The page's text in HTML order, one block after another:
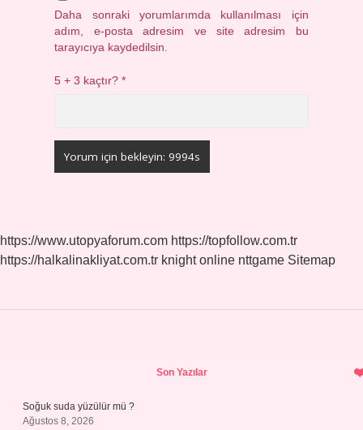
Daha sonraki yorumlarımda kullanılması için
adım, e-posta adresim ve site adresim bu
tarayıcıya kaydedilsin.
5 + 3 kaçtır?*
https://www.utopyaforum.com https://topfollow.com.tr
https://halkalinakliyat.com.tr knight online nttgame Sitemap
Son Yazılar
Soğuk suda yüzülür mü ?
Ağustos 8, 2026